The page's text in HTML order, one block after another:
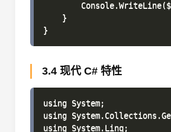
    }
3.4 现代 C# 特性
using System;
using
using System.Linq;